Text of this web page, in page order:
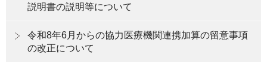
説明書の説明等について
令和8年6月からの協力医療機関連携加算の留意事項
の改正について